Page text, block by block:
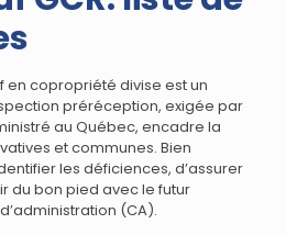
en copropriété divise est un
préréception, exigée par
au Québec, encadre la
et communes. Bien
les déficiences, d’assurer
du bon pied avec le futur
(CA).